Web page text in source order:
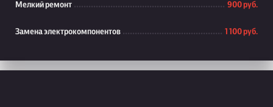
Мелкий ремонт 900 руб.
Замена электрокомпонентов 1 100 руб.